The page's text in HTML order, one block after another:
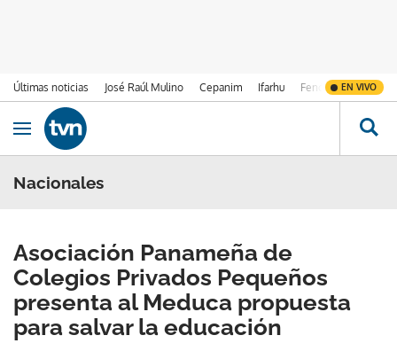
Últimas noticias José Raúl Mulino Cepanim Ifarhu Fenómeno de El
EN VIVO
Ir al contenido
Obrir navegació
Nacionales
Asociación Panameña de
Colegios Privados Pequeños
presenta al Meduca propuesta
para salvar la educación